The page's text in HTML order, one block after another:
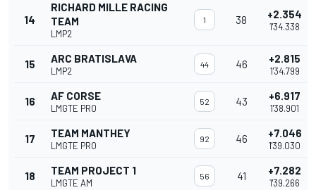
14
RICHARD MILLE RACING
TEAM
LMP2
1 38 +2.354
1'34.338
15 ARC BRATISLAVA
LMP2
44 46 +2.815
1'34.799
16 AF CORSE
LMGTE PRO
52 43 +6.917
1'38.901
17 TEAM MANTHEY
LMGTE PRO
92 46 +7.046
1'39.030
18 TEAM PROJECT 1
LMGTE AM
56 41 +7.282
1'39.266